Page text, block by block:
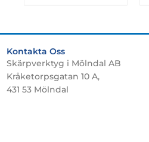
Kontakta Oss
Skärpverktyg i Mölndal AB
Kråketorpsgatan 10 A,
431 53 Mölndal